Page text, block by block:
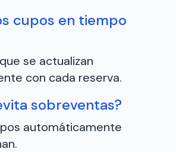
cupos en tiempo
se actualizan
con cada reserva.
sobreventas?
automáticamente